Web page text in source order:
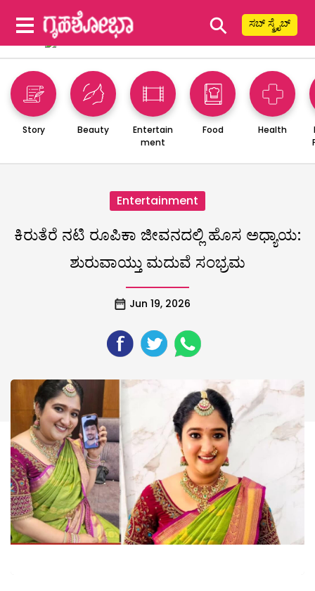
⚲ ಸಬ್ ಸ್ಕ್ರೈಬ್
Story Beauty
Entertain
ment
Food Health
Entertainment
ಕಿರುತೆರೆ ನಟಿ ರೂಪಿಕಾ ಜೀವನದಲ್ಲಿ ಹೊಸ ಅಧ್ಯಾಯ:
ಶುರುವಾಯ್ತು ಮದುವೆ ಸಂಭ್ರಮ
Jun 19, 2026